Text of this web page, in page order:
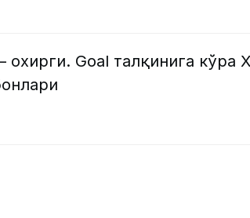
Goal талқинига кўра